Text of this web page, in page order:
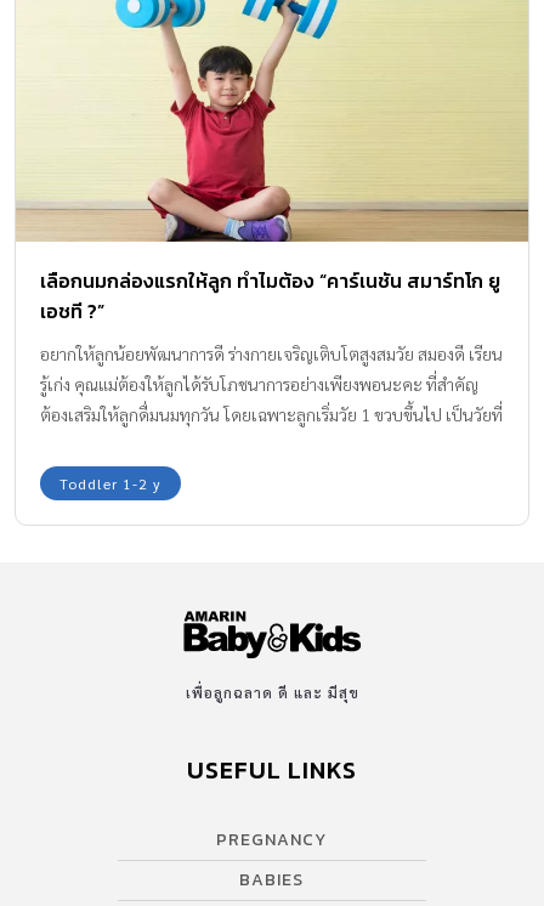
เลือกนมกล่องแรกให้ลูก ทำไมต้อง “คาร์เนชัน สมาร์ทโก ยู
เอชที ?”
อยากให้ลูกน้อยพัฒนาการดี ร่างกายเจริญเติบโตสูงสมวัย สมองดี เรียน
รู้เก่ง คุณแม่ต้องให้ลูกได้รับโภชนาการอย่างเพียงพอนะคะ ที่สำคัญ
ต้องเสริมให้ลูกดื่มนมทุกวัน โดยเฉพาะลูกเริ่มวัย 1 ขวบขึ้นไป เป็นวัยที่
อย่างน้อยวันละ 2 ครั้งต่อวัน นอกเหนือจากอาหารมื้อหลัก 3 มื้อค่ะ
Toddler 1-2 y
เพื่อลูกฉลาด ดี และ มีสุข
USEFUL LINKS
PREGNANCY
BABIES